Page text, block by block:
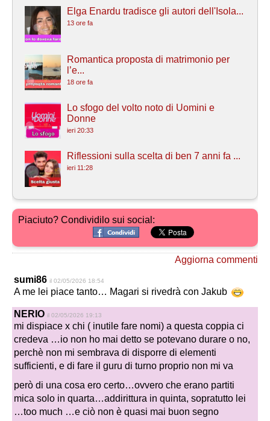
Elga Enardu tradisce gli autori dell'Isola...
13 ore fa
Romantica proposta di matrimonio per
l’e...
18 ore fa
Lo sfogo del volto noto di Uomini e
Donne
ieri 20:33
Riflessioni sulla scelta di ben 7 anni fa ...
ieri 11:28
Piaciuto? Condividilo sui social:
Aggiorna commenti
sumi86 il 02/05/2026 18:54
A me lei piace tanto… Magari si rivedrà con Jakub
NERIO il 02/05/2026 19:13
mi dispiace x chi ( inutile fare nomi) a questa coppia ci
credeva …io non ho mai detto se potevano durare o no,
perchè non mi sembrava di disporre di elementi
sufficienti, e di fare il guru di turno proprio non mi va
però di una cosa ero certo…ovvero che erano partiti
mica solo in quarta…addirittura in quinta, sopratutto lei
…too much …e ciò non è quasi mai buon segno